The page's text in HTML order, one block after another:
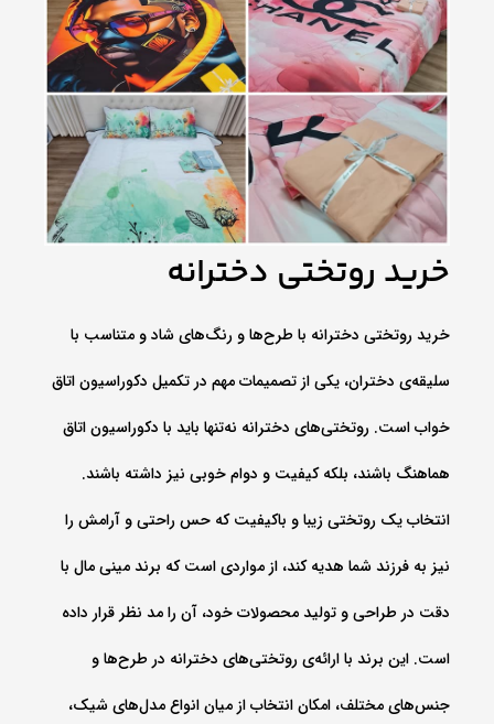
خرید روتختی دخترانه
خرید روتختی دخترانه با طرح‌ها و رنگ‌های شاد و متناسب با
سلیقه‌ی دختران، یکی از تصمیمات مهم در تکمیل دکوراسیون اتاق
خواب است. روتختی‌های دخترانه نه‌تنها باید با دکوراسیون اتاق
هماهنگ باشند، بلکه کیفیت و دوام خوبی نیز داشته باشند.
انتخاب یک روتختی زیبا و باکیفیت که حس راحتی و آرامش را
نیز به فرزند شما هدیه کند، از مواردی است که برند مینی‌ مال با
دقت در طراحی و تولید محصولات خود، آن را مد نظر قرار داده
است. این برند با ارائه‌ی روتختی‌های دخترانه در طرح‌ها و
جنس‌های مختلف، امکان انتخاب از میان انواع مدل‌های شیک،